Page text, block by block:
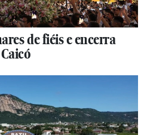
de fiéis e encerra